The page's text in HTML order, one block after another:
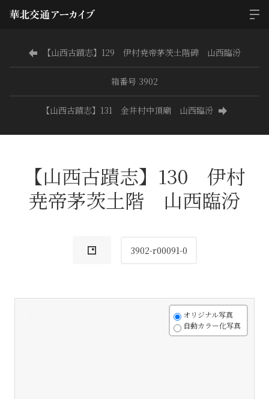
【山西古蹟志】129 伊村尭帝茅茨土階碑 山西臨汾
箱番号 3902
【山西古蹟志】131 金井村中頂廟 山西臨汾
【山西古蹟志】130 伊村
尭帝茅茨土階 山西臨汾
3902-r00091-0
オリジナル写真
自動カラー化写真